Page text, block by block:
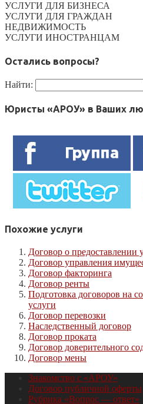
УСЛУГИ ДЛЯ БИЗНЕСА
УСЛУГИ ДЛЯ ГРАЖДАН
НЕДВИЖИМОСТЬ
УСЛУГИ ИНОСТРАНЦАМ
Остались вопросы?
Найти:
Юристы «АРОУ» в Ваших
Похожие услуги
Договор о предоставлении
Договор управления
Договор факторинга
Договор ренты
Подготовка договоров на
услуги
Договор перевозки
Наследственный договор
Договор проката
Договор доверительного
Договор мены
Знакомство с «АРОУ»
Договор публичной оферты
Рубрика «Вопрос — ответ»